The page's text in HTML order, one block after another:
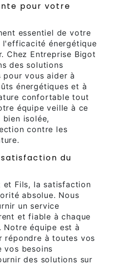
pour votre
essentiel de votre
l'efficacité énergétique
Chez Entreprise Bigot
des solutions
vous aider à
énergétiques et à
confortable tout
équipe veille à ce
isolée,
contre les
du
et Fils, la satisfaction
absolue. Nous
un service
et fiable à chaque
équipe est à
à toutes vos
vos besoins
des solutions sur